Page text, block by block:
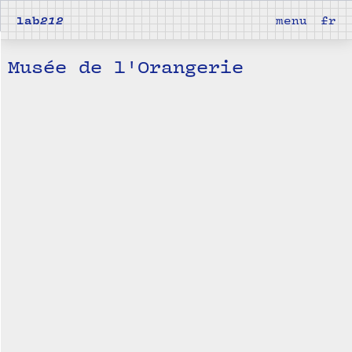
lab212 menu fr
Musée de l'Orangerie